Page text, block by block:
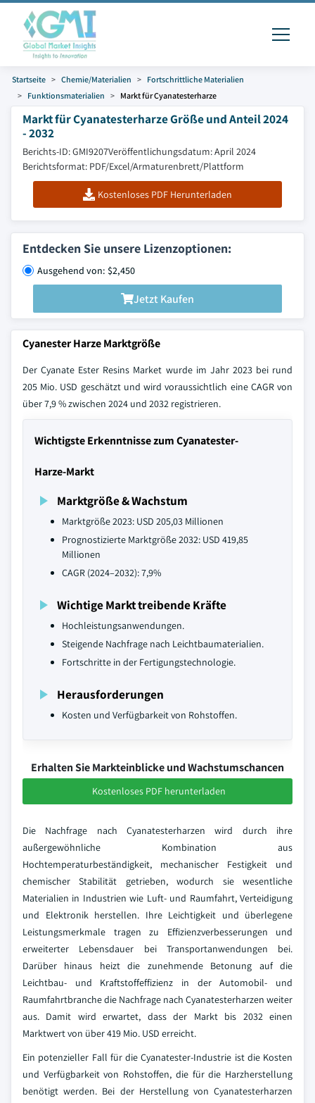
Startseite Chemie/Materialien
Fortschrittliche Materialien
Funktionsmaterialien
Markt für Cyanatesterharze
Markt für Cyanatesterharze Größe und Anteil 2024
- 2032
Berichts-ID: GMI9207Veröffentlichungsdatum: April 2024
Berichtsformat: PDF/Excel/Armaturenbrett/Plattform
Kostenloses PDF Herunterladen
Entdecken Sie unsere Lizenzoptionen:
Ausgehend von: $2,450
Jetzt Kaufen
Cyanester Harze Marktgröße
Der Cyanate Ester Resins Market wurde im Jahr 2023 bei rund
205 Mio. USD geschätzt und wird voraussichtlich eine CAGR von
über 7,9 % zwischen 2024 und 2032 registrieren.
Wichtigste Erkenntnisse zum Cyanatester-
Harze-Markt
Marktgröße & Wachstum
Marktgröße 2023: USD 205,03 Millionen
Prognostizierte Marktgröße 2032: USD 419,85
Millionen
CAGR (2024–2032): 7,9%
Wichtige Markt treibende Kräfte
Hochleistungsanwendungen.
Steigende Nachfrage nach Leichtbaumaterialien.
Fortschritte in der Fertigungstechnologie.
Herausforderungen
Kosten und Verfügbarkeit von Rohstoffen.
Erhalten Sie Markteinblicke und Wachstumschancen
Kostenloses PDF herunterladen
Die Nachfrage nach Cyanatesterharzen wird durch ihre
außergewöhnliche Kombination aus
Hochtemperaturbeständigkeit, mechanischer Festigkeit und
chemischer Stabilität getrieben, wodurch sie wesentliche
Materialien in Industrien wie Luft- und Raumfahrt, Verteidigung
und Elektronik herstellen. Ihre Leichtigkeit und überlegene
Leistungsmerkmale tragen zu Effizienzverbesserungen und
erweiterter Lebensdauer bei Transportanwendungen bei.
Darüber hinaus heizt die zunehmende Betonung auf die
Leichtbau- und Kraftstoffeffizienz in der Automobil- und
Raumfahrtbranche die Nachfrage nach Cyanatesterharzen weiter
aus. Damit wird erwartet, dass der Markt bis 2032 einen
Marktwert von über 419 Mio. USD erreicht.
Ein potenzieller Fall für die Cyanatester-Industrie ist die Kosten
und Verfügbarkeit von Rohstoffen, die für die Harzherstellung
benötigt werden. Bei der Herstellung von Cyanatesterharzen